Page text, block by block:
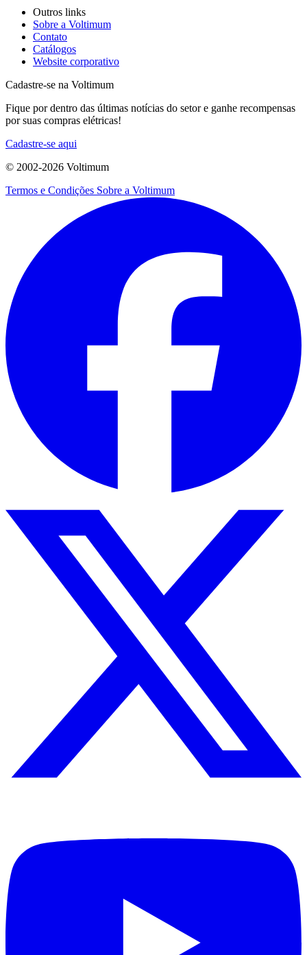
Outros links
Sobre a Voltimum
Contato
Catálogos
Website corporativo
Cadastre-se na Voltimum
Fique por dentro das últimas notícias do setor e ganhe recompensas
por suas compras elétricas!
Cadastre-se aqui
© 2002-2026 Voltimum
Termos e Condições Sobre a Voltimum